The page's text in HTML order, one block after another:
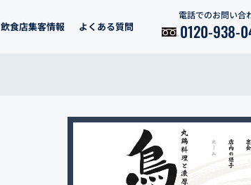
飲食店集客情報 よくある質問
電話でのお問い合
0120-938-